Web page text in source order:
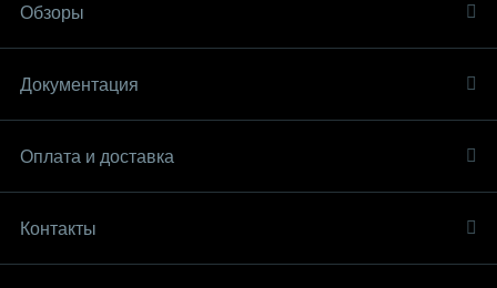
Обзоры
Документация
Оплата и доставка
Контакты